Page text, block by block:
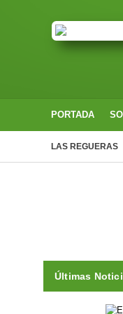
PORTADA
LAS REGUERAS
Últimas